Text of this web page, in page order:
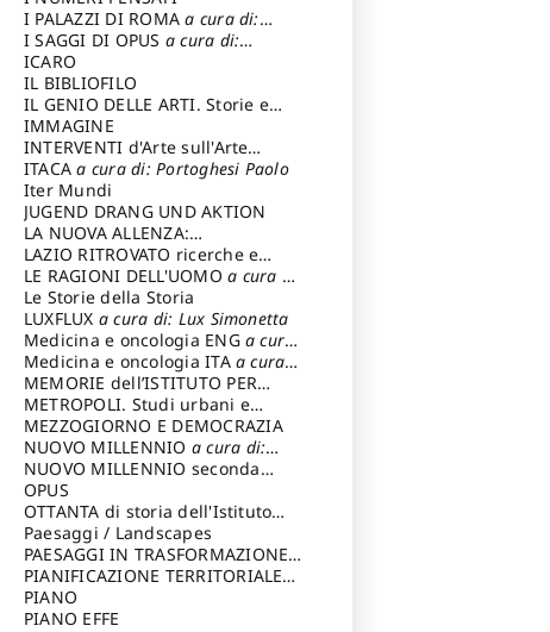
I PALAZZI DI ROMAa cura di:
Ippoliti Alessandro
I SAGGI DI OPUS a cura di:
Scalesse Tommaso
ICARO
IL BIBLIOFILO
IL GENIO DELLE ARTI. Storie e
interpretazione
IMMAGINE
INTERVENTI d'Arte sull'Arte
dedicata alla cultura della
conservazione d’arte
Fondazione Paola Droghetti onlus
ITACAa cura di: Portoghesi Paolo
Iter Mundi
JUGEND DRANG UND AKTION
LA NUOVA ALLENZA:
ARCHITETTURA & AMBIENTE
LAZIO RITROVATO ricerche e
restauri
LE RAGIONI DELL'UOMOa cura di:
Lombardi Satriani Luigi
Le Storie della Storia
LUXFLUX a cura di: Lux Simonetta
Medicina e oncologia ENG a cura
di: Lopez Massimo
Medicina e oncologia ITA a cura
di: Lopez Massimo
MEMORIE dell’ISTITUTO PER
STORIA DEL RISORGIMENTO
METROPOLI. Studi urbani e
regionali
MEZZOGIORNO E DEMOCRAZIA
NUOVO MILLENNIO a cura di:
Capaldo Pellegrino
NUOVO MILLENNIO seconda
serie
Francesco
OPUS
OTTANTA di storia dell'Istituto
storia dell’Istitutoa cura di:
Cavalieri Patrizia
Paesaggi / Landscapes
PAESAGGI IN TRASFORMAZIONEa
cura di: Corti Enrico A.
PIANIFICAZIONE TERRITORIALE
URBANISTICA ED AMBIENTALE
cura di: Costa Enrico
PIANO
PIANO EFFE